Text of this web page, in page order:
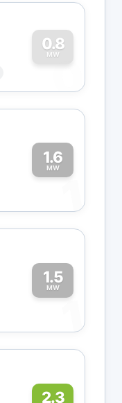
0.8
MW
0
1.6
MW
1
1.5
MW
1
2.3